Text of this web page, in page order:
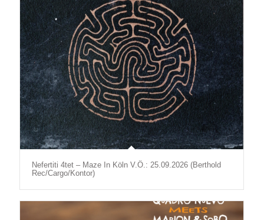
Nefertiti 4tet – Maze In Köln V.Ö.: 25.09.2026 (Berthold
Rec/Cargo/Kontor)